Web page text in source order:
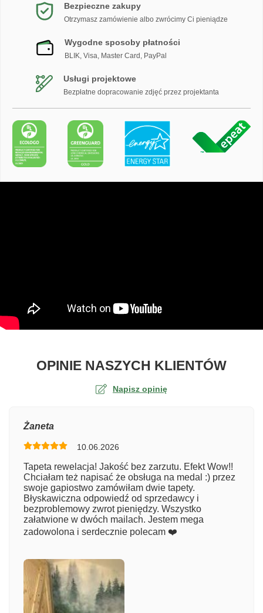
Bezpieczne zakupy
Otrzymasz zamówienie albo zwrócimy Ci pieniądze
Wygodne sposoby płatności
BLIK, Visa, Master Card, PayPal
Usługi projektowe
Bezpłatne dopracowanie zdjęć przez projektanta
OPINIE NASZYCH KLIENTÓWO
Napisz opinię
Numer zamówienia
Imię
Żaneta
10.06.2026
Tapeta rewelacja! Jakość bez zarzutu. Efekt Wow!!
Chciałam też napisać że obsługa na medal :) przez
swoje gapiostwo zamówiłam dwie tapety.
Błyskawiczna odpowiedź od sprzedawcy i
bezproblemowy zwrot pieniędzy. Wszystko
załatwione w dwóch mailach. Jestem mega
zadowolona i serdecznie polecam ❤️